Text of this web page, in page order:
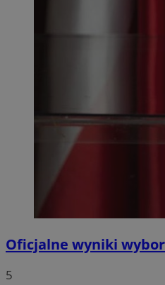
Oficjalne wyniki
5